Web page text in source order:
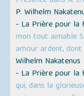
P. Wilhelm
- La Prière pour la
mon tout aimable
amour ardent,
Wilhelm Nakatenus
- La Prière pour la
qui, dans la